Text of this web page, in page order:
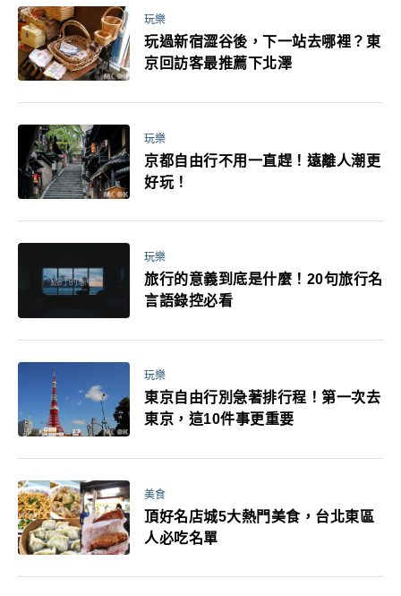
玩樂
玩過新宿澀谷後，下一站去哪裡？東
京回訪客最推薦下北澤
玩樂
京都自由行不用一直趕！遠離人潮更
好玩！
玩樂
旅行的意義到底是什麼！20句旅行名
言語錄控必看
玩樂
東京自由行別急著排行程！第一次去
東京，這10件事更重要
美食
頂好名店城5大熱門美食，台北東區
人必吃名單